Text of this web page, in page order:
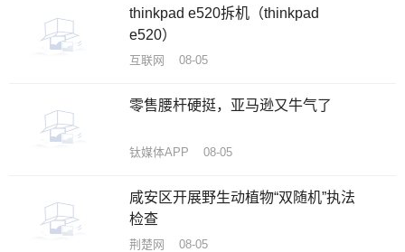
thinkpad e520拆机（thinkpad
e520）
互联网 08-05
零售腰杆硬挺，亚马逊又牛气了
钛媒体APP 08-05
咸安区开展野生动植物“双随机”执法
检查
荆楚网 08-05